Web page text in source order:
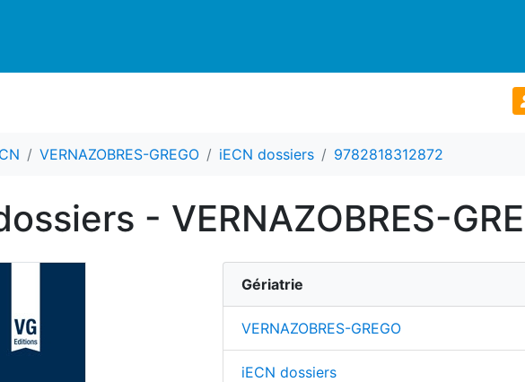
VERNAZOBRES-GREGO iECN dossiers 9782818312872
- VERNAZOBRES-
Gériatrie
VERNAZOBRES-GREGO
iECN dossiers